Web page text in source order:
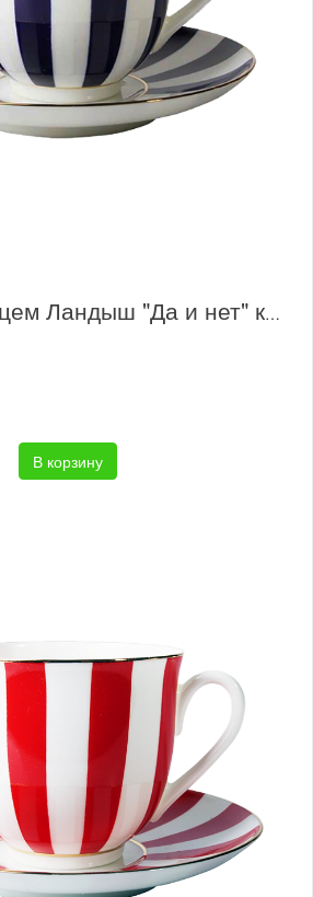
Чашка с блюдцем Ландыш "Да и нет" кобальт
В корзину